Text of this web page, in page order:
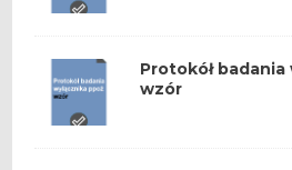
Protokół badania
wzór